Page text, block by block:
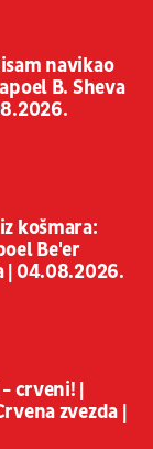
navikao
B. Sheva
košmara:
Be'er
| 04.08.2026.
crveni! |
zvezda |